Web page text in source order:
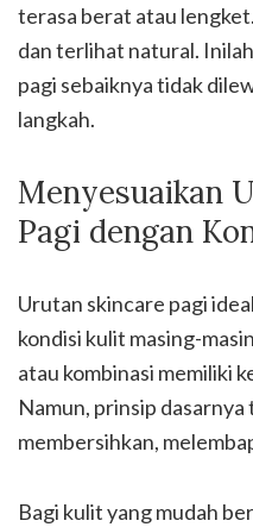
terasa berat atau
dan terlihat natural.
pagi sebaiknya tidak
langkah.
Menyesuaikan
Pagi dengan
Urutan skincare pagi
kondisi kulit masing-
atau kombinasi memiliki
Namun, prinsip dasarnya
membersihkan,
Bagi kulit yang mudah